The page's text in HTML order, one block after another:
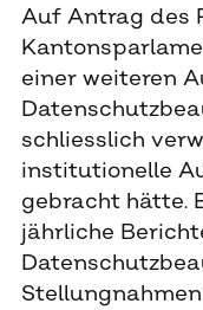
Auf Antrag des
einer weiteren
schliesslich
institutionelle
gebracht hätte.
jährliche